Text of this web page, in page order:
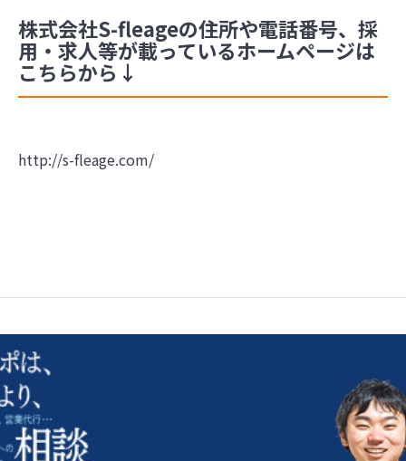
株式会社S-fleageの住所や電話番号、採
用・求人等が載っているホームページは
こちらから↓
http://s-fleage.com/